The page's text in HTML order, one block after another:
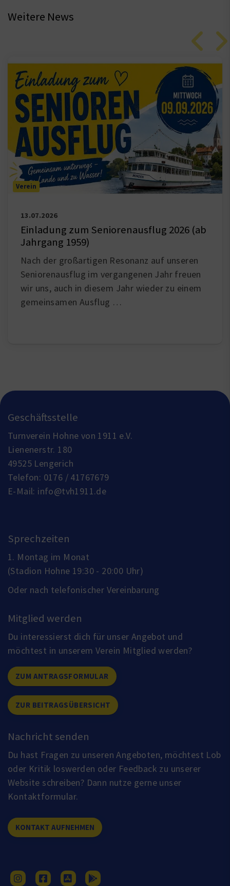
Weitere News
Verein
13.07.2026
Einladung zum Seniorenausflug 2026 (ab
Jahrgang 1959)
Nach der großartigen Resonanz auf unseren
Seniorenausflug im vergangenen Jahr freuen
wir uns, auch in diesem Jahr wieder zu einem
gemeinsamen Ausflug …
Geschäftsstelle
Turnverein Hohne von 1911 e.V.
Lienenerstr. 180
49525 Lengerich
Telefon: 0176 / 41767679
E-Mail: info@tvh1911.de
Sprechzeiten
1. Montag im Monat
(Stadion Hohne 19:30 - 20:00 Uhr)
Oder nach telefonischer Vereinbarung
Mitglied werden
Du interessierst dich für unser Angebot und
möchtest in unserem Verein Mitglied werden?
ZUM ANTRAGSFORMULAR
ZUR BEITRAGSÜBERSICHT
Nachricht senden
Du hast Fragen zu unseren Angeboten, möchtest Lob
oder Kritik loswerden oder Feedback zu unserer
Website schreiben? Dann nutze gerne unser
Kontaktformular.
KONTAKT AUFNEHMEN